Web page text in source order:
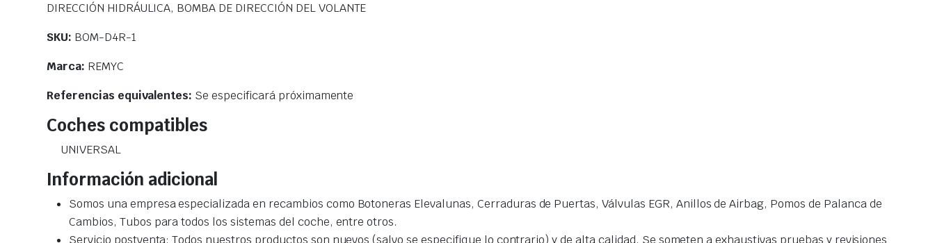
DIRECCIÓN HIDRÁULICA, BOMBA DE DIRECCIÓN DEL VOLANTE
SKU: BOM-D4R-1
Marca: REMYC
Referencias equivalentes: Se especificará próximamente
Coches compatibles
UNIVERSAL
Información adicional
Somos una empresa especializada en recambios como Botoneras Elevalunas, Cerraduras de Puertas, Válvulas EGR, Anillos de Airbag, Pomos de Palanca de
Cambios, Tubos para todos los sistemas del coche, entre otros.
Servicio postventa: Todos nuestros productos son nuevos (salvo se especifique lo contrario) y de alta calidad. Se someten a exhaustivas pruebas y revisiones